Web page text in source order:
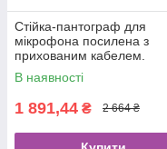
Стійка-пантограф для
мікрофона посилена з
прихованим кабелем.
В наявності
1 891,44 ₴ 2 664 ₴